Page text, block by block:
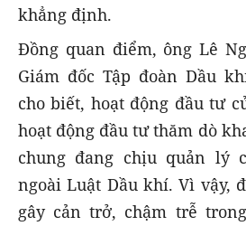
khẳng định.
Đồng quan điểm, ông Lê
Giám đốc Tập đoàn Dầu
cho biết, hoạt động đầu tư
hoạt động đầu tư thăm dò
chung đang chịu quản lý
ngoài Luật Dầu khí. Vì vậy,
gây cản trở, chậm trễ